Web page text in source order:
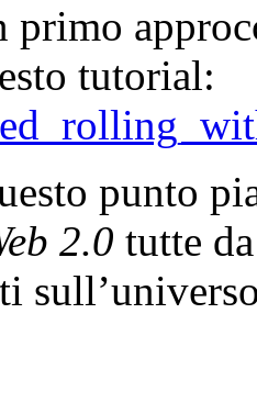
primo
tutorial:
punto
2.0 tutte